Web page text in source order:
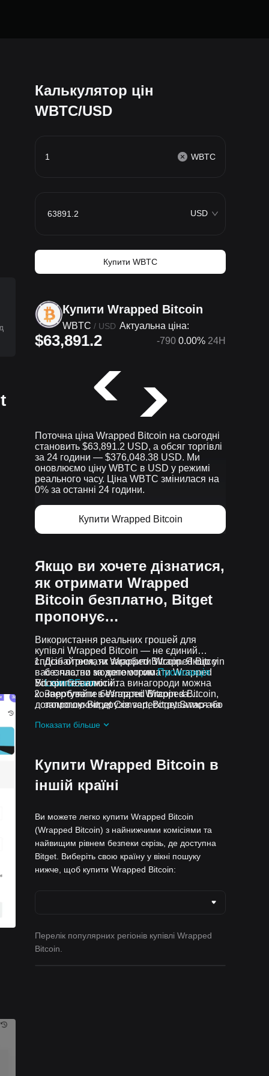
Калькулятор цін
WBTC/USD
WBTC
USD
Купити WBTC
Купити Wrapped Bitcoin
WBTC / USD Актуальна ціна:
$63,891.2 -790 0.00% 24H
Поточна ціна Wrapped Bitcoin на сьогодні
становить $63,891.2 USD, а обсяг торгівлі
за 24 години — $376,048.38 USD. Ми
оновлюємо ціну WBTC в USD у режимі
реального часу. Ціна WBTC змінилася на
0% за останні 24 години.
Купити Wrapped Bitcoin
Якщо ви хочете дізнатися,
як отримати Wrapped
Bitcoin безплатно, Bitget
пропонує…
Використання реальних грошей для
купівлі Wrapped Bitcoin — не єдиний
спосіб отримати Wrapped Bitcoin. Якщо у
вас є час, ви можете отримати Wrapped
Bitcoin без комісій.
Дізнайтеся, як заробити Wrapped Bitcoin
безплатно за допомогоюПромоакція
Learn2Earn
Заробляйте безплатні Wrapped Bitcoin,
запрошуючи друзів зареєструватися на
Отримуйте безплатні Wrapped Bitcoin у
Усі криптовалюти та винагороди можна
конвертувати в Wrapped Bitcoin за
допомогою Bitget Convert, Bitget Swap або
Показати більше
Купити Wrapped Bitcoin в
іншій країні
Ви можете легко купити Wrapped Bitcoin
(Wrapped Bitcoin) з найнижчими комісіями та
найвищим рівнем безпеки скрізь, де доступна
Bitget. Виберіть свою країну у вікні пошуку
нижче, щоб купити Wrapped Bitcoin:
Перелік популярних регіонів купівлі Wrapped
Bitcoin.